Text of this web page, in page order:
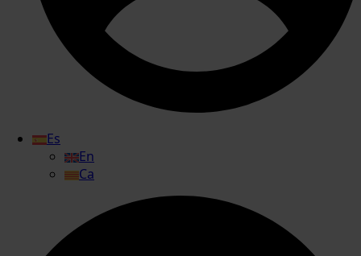
Es
En
Ca